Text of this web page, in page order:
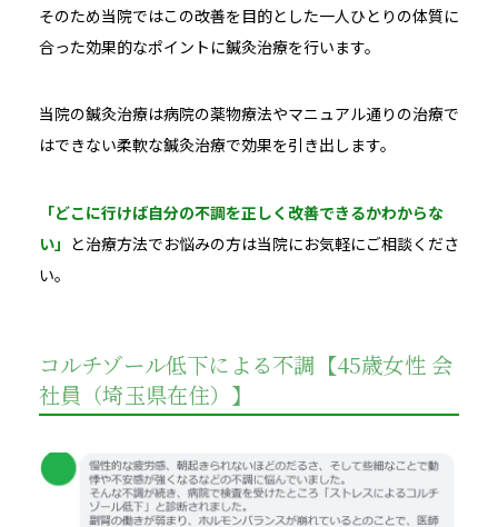
そのため当院ではこの改善を目的とした一人ひとりの体質に
合った効果的なポイントに鍼灸治療を行います。
当院の鍼灸治療は病院の薬物療法やマニュアル通りの治療で
はできない柔軟な鍼灸治療で効果を引き出します。
「どこに行けば自分の不調を正しく改善できるかわからな
い」 と治療方法でお悩みの方は当院にお気軽にご相談くださ
い。
コルチゾール低下による不調【45歳女性 会
社員（埼玉県在住）】